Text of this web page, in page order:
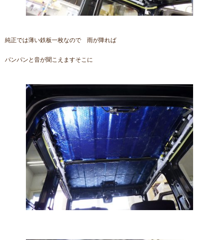
純正では薄い鉄板一枚なので 雨が降れば
パンパンと音が聞こえますそこに